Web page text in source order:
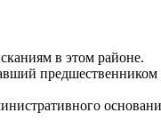
в этом районе.
предшественником